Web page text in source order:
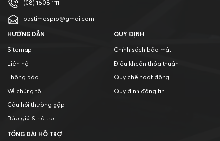
(08) 1608 1111
bdstimespro@gmailcom
HƯỚNG DẪN
Sitemap
Liên hệ
Thông báo
Về chúng tôi
Câu hỏi thường gặp
Báo giá & hỗ trợ
QUY ĐỊNH
Chính sách bảo mật
Điều khoản thỏa thuận
Quy chế hoạt động
Quy định đăng tin
TỔNG ĐÀI HỖ TRỢ